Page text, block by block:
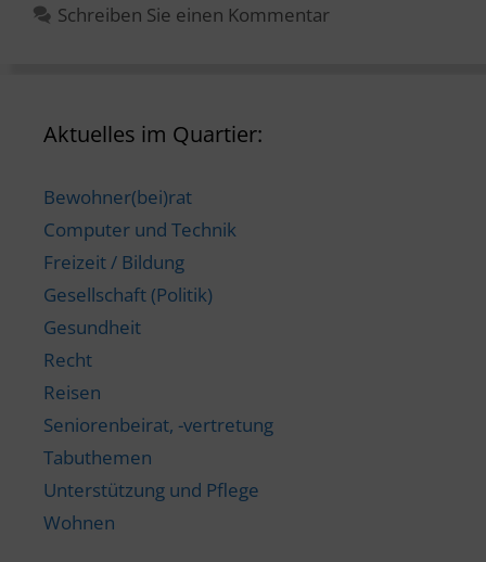
Schreiben Sie einen Kommentar
Aktuelles im Quartier:
Bewohner(bei)rat
Computer und Technik
Freizeit / Bildung
Gesellschaft (Politik)
Gesundheit
Recht
Reisen
Seniorenbeirat, -vertretung
Tabuthemen
Unterstützung und Pflege
Wohnen